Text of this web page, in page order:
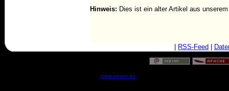
Hinweis: Dies ist ein alter Artikel aus unserem
RSS-Feed
© bylogin-essen.de